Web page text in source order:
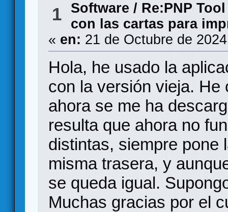
1 Software / Re:PNP
con las cartas para
« en: 21 de Octubre de
Hola, he usado la
con la versión vieja. He
ahora se me ha
resulta que ahora no
distintas, siempre pone
misma trasera, y
se queda igual.
Muchas gracias por el